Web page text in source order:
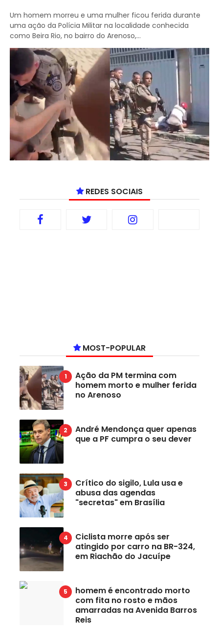
Um homem morreu e uma mulher ficou ferida durante
uma ação da Polícia Militar na localidade conhecida
como Beira Rio, no bairro do Arenoso,...
REDES SOCIAIS
MOST-POPULAR
Ação da PM termina com
homem morto e mulher ferida
no Arenoso
André Mendonça quer apenas
que a PF cumpra o seu dever
Crítico do sigilo, Lula usa e
abusa das agendas
"secretas" em Brasília
Ciclista morre após ser
atingido por carro na BR-324,
em Riachão do Jacuípe
homem é encontrado morto
com fita no rosto e mãos
amarradas na Avenida Barros
Reis